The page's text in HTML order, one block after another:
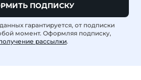
ПОДПИСКУ
гарантируется, от подписки
момент. Оформляя подписку,
рассылки.